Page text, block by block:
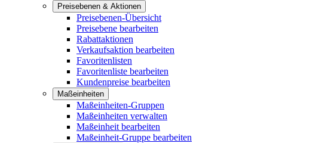
Preisebenen & Aktionen
Preisebenen-Übersicht
Preisebene bearbeiten
Rabattaktionen
Verkaufsaktion bearbeiten
Favoritenlisten
Favoritenliste bearbeiten
Kundenpreise bearbeiten
Maßeinheiten
Maßeinheiten-Gruppen
Maßeinheiten verwalten
Maßeinheit bearbeiten
Maßeinheit-Gruppe bearbeiten